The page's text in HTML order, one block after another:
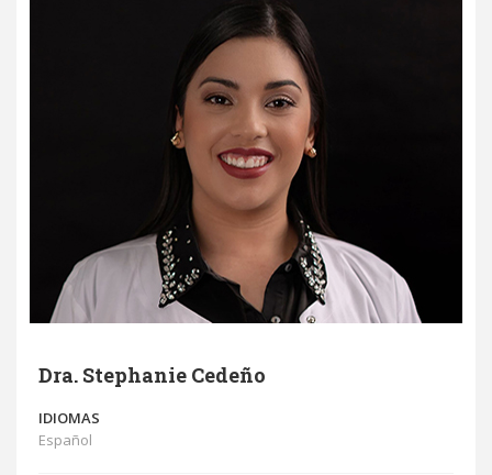
Dra. Stephanie Cedeño
IDIOMAS
Español